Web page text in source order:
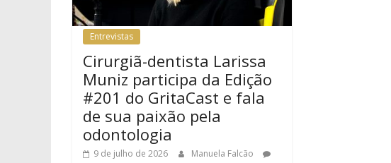
Entrevistas
Cirurgiã-dentista Larissa
Muniz participa da Edição
#201 do GritaCast e fala
de sua paixão pela
odontologia
9 de julho de 2026
Manuela Falcão